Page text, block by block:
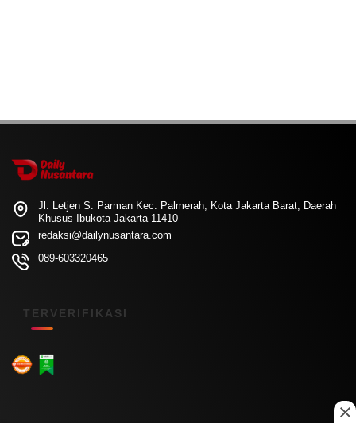
Jl. Letjen S. Parman Kec. Palmerah, Kota Jakarta Barat, Daerah
Khusus Ibukota Jakarta 11410
redaksi@dailynusantara.com
089-603320465
TERVERIFIKASI